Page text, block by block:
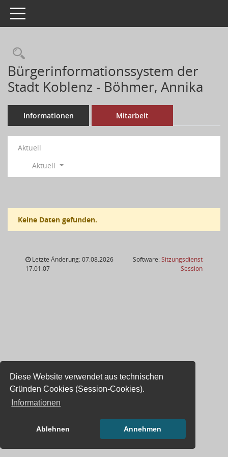
Diese Website verwendet aus technischen
Gründen Cookies (Session-Cookies).
Informationen
Ablehnen Annehmen
Toggle navigation
Bürgerinformationssystem der
Stadt Koblenz - Böhmer, Annika
Informationen Mitarbeit
Aktuell
Aktuell
Keine Daten gefunden.
Letzte Änderung: 07.08.2026
17:01:07
Software:Sitzungsdienst
Session(Wird in